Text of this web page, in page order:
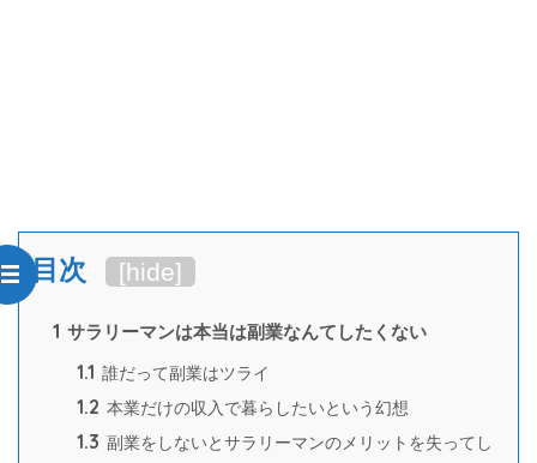
目次 [hide]
1 サラリーマンは本当は副業なんてしたくない
1.1 誰だって副業はツライ
1.2 本業だけの収入で暮らしたいという幻想
1.3 副業をしないとサラリーマンのメリットを失ってし